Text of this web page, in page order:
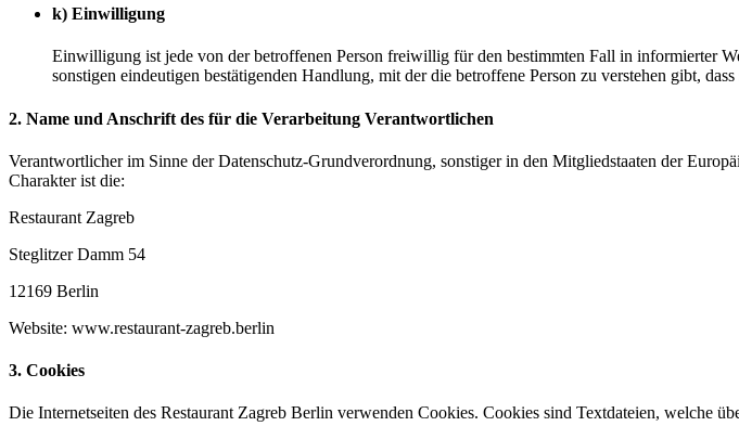
k) Einwilligung
Einwilligung ist jede von der betroffenen Person freiwillig für den bestimmten Fall in informierter
sonstigen eindeutigen bestätigenden Handlung, mit der die betroffene Person zu verstehen gibt,
2. Name und Anschrift des für die Verarbeitung Verantwortlichen
Verantwortlicher im Sinne der Datenschutz-Grundverordnung, sonstiger in den Mitgliedstaaten der
Charakter ist die:
Restaurant Zagreb
Steglitzer Damm 54
12169 Berlin
Website: www.restaurant-zagreb.berlin
3. Cookies
Die Internetseiten des Restaurant Zagreb Berlin verwenden Cookies. Cookies sind Textdateien, welche